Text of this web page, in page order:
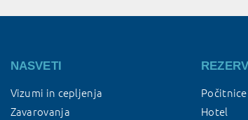
NASVETI
Vizumi in cepljenja
Zavarovanja
Hotel